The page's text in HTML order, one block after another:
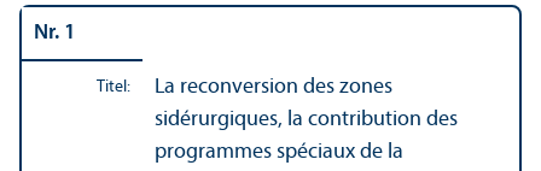
Nr. 1
Titel:
La reconversion des zones
sidérurgiques, la contribution des
programmes spéciaux de la